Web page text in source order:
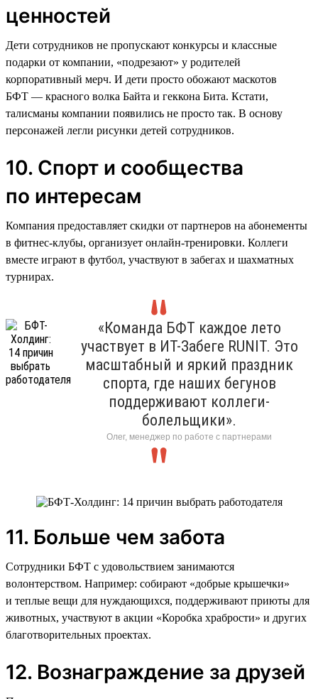
ценностей
Дети сотрудников не пропускают конкурсы и классные
подарки от компании, «подрезают» у родителей
корпоративный мерч. И дети просто обожают маскотов
БФТ — красного волка Байта и геккона Бита. Кстати,
талисманы компании появились не просто так. В основу
персонажей легли рисунки детей сотрудников.
10. Спорт и сообщества
по интересам
Компания предоставляет скидки от партнеров на абонементы
в фитнес-клубы, организует онлайн-тренировки. Коллеги
вместе играют в футбол, участвуют в забегах и шахматных
турнирах.
«Команда БФТ каждое лето
участвует в ИТ-Забеге RUNIT. Это
масштабный и яркий праздник
спорта, где наших бегунов
поддерживают коллеги-
болельщики».
Олег, менеджер по работе с партнерами
11. Больше чем забота
Сотрудники БФТ с удовольствием занимаются
волонтерством. Например: собирают «добрые крышечки»
и теплые вещи для нуждающихся, поддерживают приюты для
животных, участвуют в акции «Коробка храбрости» и других
благотворительных проектах.
12. Вознаграждение за друзей